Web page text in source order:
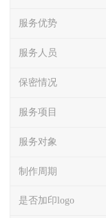
服务优势
服务人员
保密情况
服务项目
服务对象
制作周期
是否加印logo